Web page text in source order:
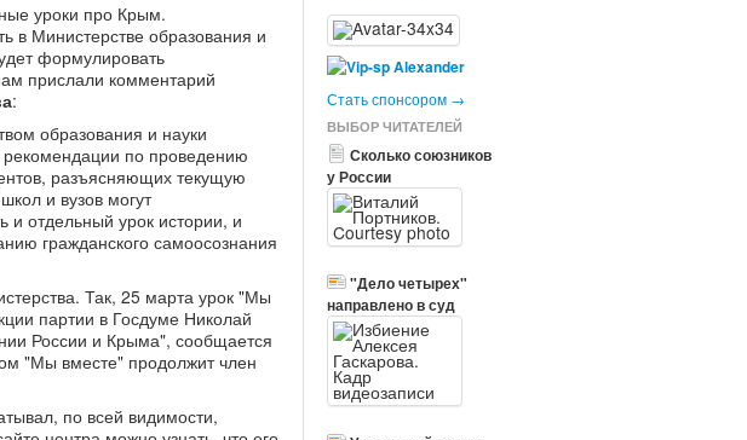
уроки про Крым.
в Министерстве образования и
формулировать
прислали комментарий
:
образования и науки
рекомендации по проведению
разъясняющих текущую
и вузов могут
и отдельный урок истории, и
гражданского самоосознания
Так, 25 марта урок "Мы
партии в Госдуме Николай
России и Крыма", сообщается
"Мы вместе" продолжит член
по всей видимости,
Alexander
Стать спонсором →
ВЫБОР ЧИТАТЕЛЕЙ
Сколько союзников
у России
"Дело четырех"
направлено в суд